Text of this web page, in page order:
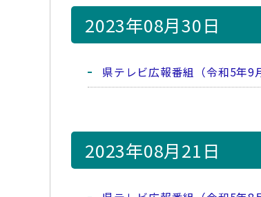
2023年08月30日
県テレビ広報番組（令和5年9
2023年08月21日